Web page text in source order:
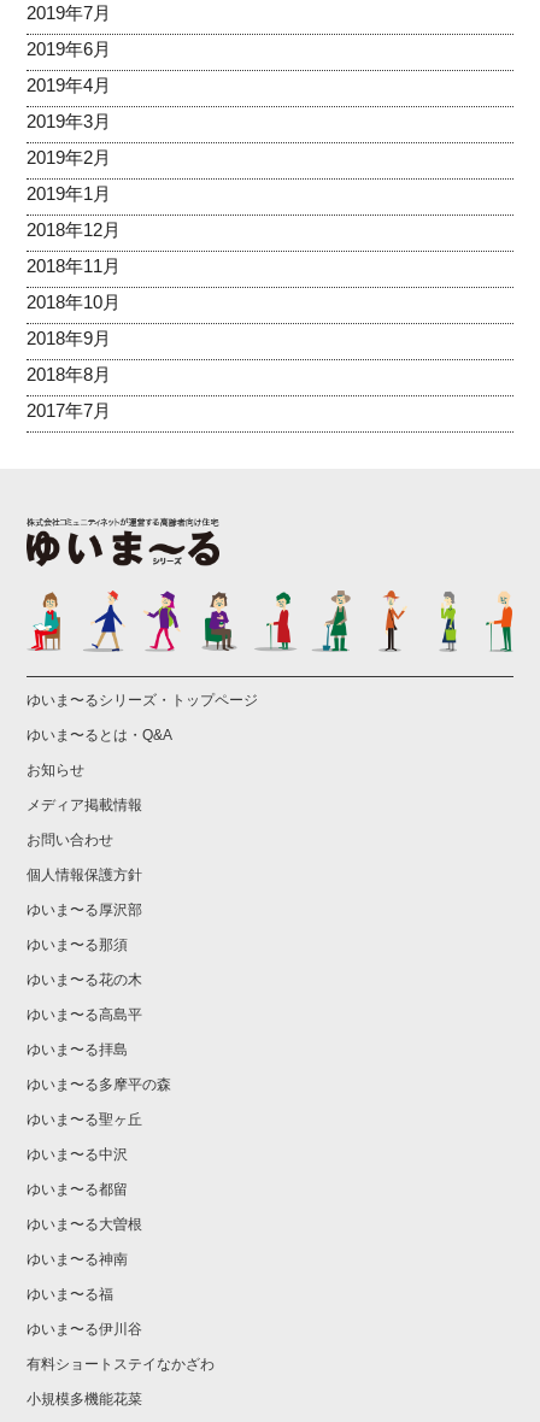
2019年7月
2019年6月
2019年4月
2019年3月
2019年2月
2019年1月
2018年12月
2018年11月
2018年10月
2018年9月
2018年8月
2017年7月
ゆいま〜るシリーズ・トップページ
ゆいま〜るとは・Q&A
お知らせ
メディア掲載情報
お問い合わせ
個人情報保護方針
ゆいま〜る厚沢部
ゆいま〜る那須
ゆいま〜る花の木
ゆいま〜る高島平
ゆいま〜る拝島
ゆいま〜る多摩平の森
ゆいま〜る聖ヶ丘
ゆいま〜る中沢
ゆいま〜る都留
ゆいま〜る大曽根
ゆいま〜る神南
ゆいま〜る福
ゆいま〜る伊川谷
有料ショートステイなかざわ
小規模多機能花菜